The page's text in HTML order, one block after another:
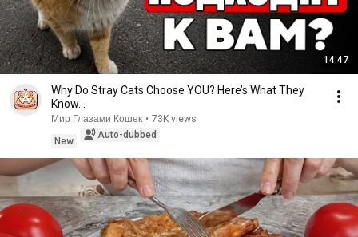
14:47
Why Do Stray Cats Choose YOU? Here’s What They
Know…
Мир Глазами Кошек • 73K views
New
Auto-dubbed